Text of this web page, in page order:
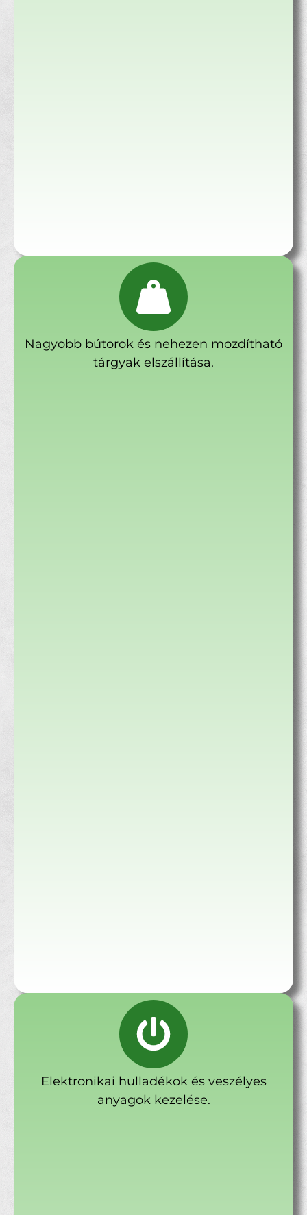
Nagyobb bútorok és nehezen mozdítható
tárgyak elszállítása.
Elektronikai hulladékok és veszélyes
anyagok kezelése.